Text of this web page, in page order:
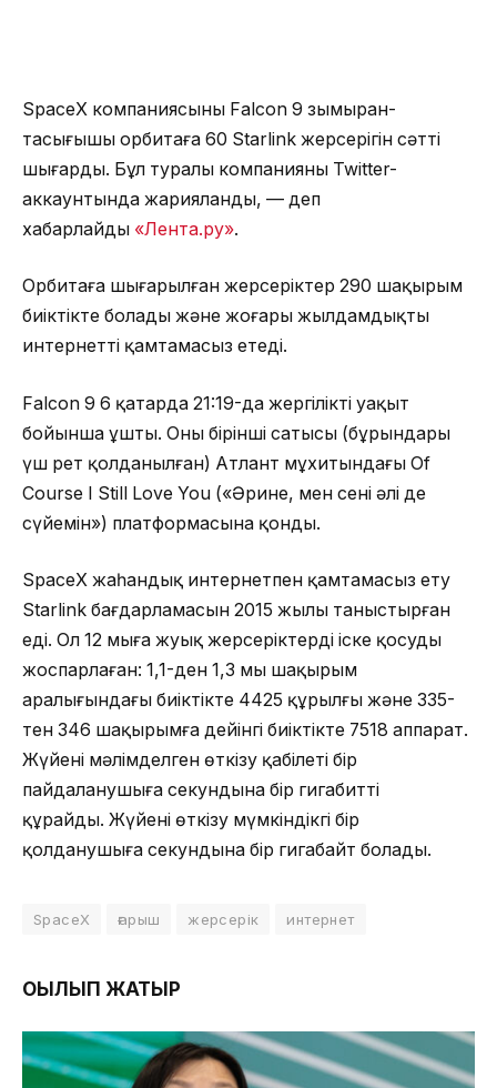
SpaceX компаниясының Falcon 9 зымыран-
тасығышы орбитаға 60 Starlink жерсерігін сәтті
шығарды. Бұл туралы компанияның Twitter-
аккаунтында жарияланды, — деп
хабарлайды «Лента.ру».
Орбитаға шығарылған жерсеріктер 290 шақырым
биіктікте болады және жоғары жылдамдықты
интернетті қамтамасыз етеді.
Falcon 9 6 қаңтарда 21:19-да жергілікті уақыт
бойынша ұшты. Оның бірінші сатысы (бұрындары
үш рет қолданылған) Атлант мұхитындағы Of
Course I Still Love You («Әрине, мен сені әлі де
сүйемін») платформасына қонды.
SpaceX жаһандық интернетпен қамтамасыз ету
Starlink бағдарламасын 2015 жылы таныстырған
еді. Ол 12 мыңға жуық жерсеріктерді іске қосуды
жоспарлаған: 1,1-ден 1,3 мың шақырым
аралығындағы биіктікте 4425 құрылғы және 335-
тен 346 шақырымға дейінгі биіктікте 7518 аппарат.
Жүйенің мәлімделген өткізу қабілеті бір
пайдаланушыға секундына бір гигабитті
құрайды. Жүйенің өткізу мүмкіндікгі бір
қолданушыға секундына бір гигабайт болады.
SpaceX ғарыш жерсерік интернет
ОҚЫЛЫП ЖАТЫР